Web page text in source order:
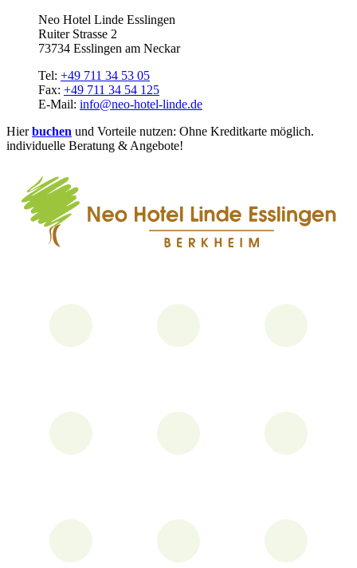
Neo Hotel Linde Esslingen
Ruiter Strasse 2
73734 Esslingen am Neckar
Tel: +49 711 34 53 05
Fax: +49 711 34 54 125
E-Mail: info@neo-hotel-linde.de
Hierbuchen und Vorteile nutzen: Ohne Kreditkarte möglich.
individuelle Beratung & Angebote!